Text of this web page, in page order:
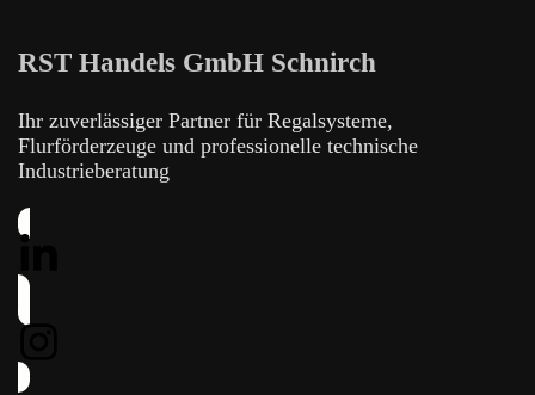
RST Handels GmbH Schnirch
Ihr zuverlässiger Partner für Regalsysteme,
Flurförderzeuge und professionelle technische
Industrieberatung